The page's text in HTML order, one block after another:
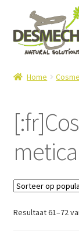
naar
navigatie
de
inhoud
Contact
Login – Mijn
Home
Resultaat 61–72